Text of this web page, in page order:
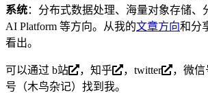
系统：分布式数据处理、海量对象存储、
AI Platform 等方向。从我的文章方向和分
看出。
可以通过 b站 ， 知乎 ， twitter
，微信
号（木鸟杂记）找到我。